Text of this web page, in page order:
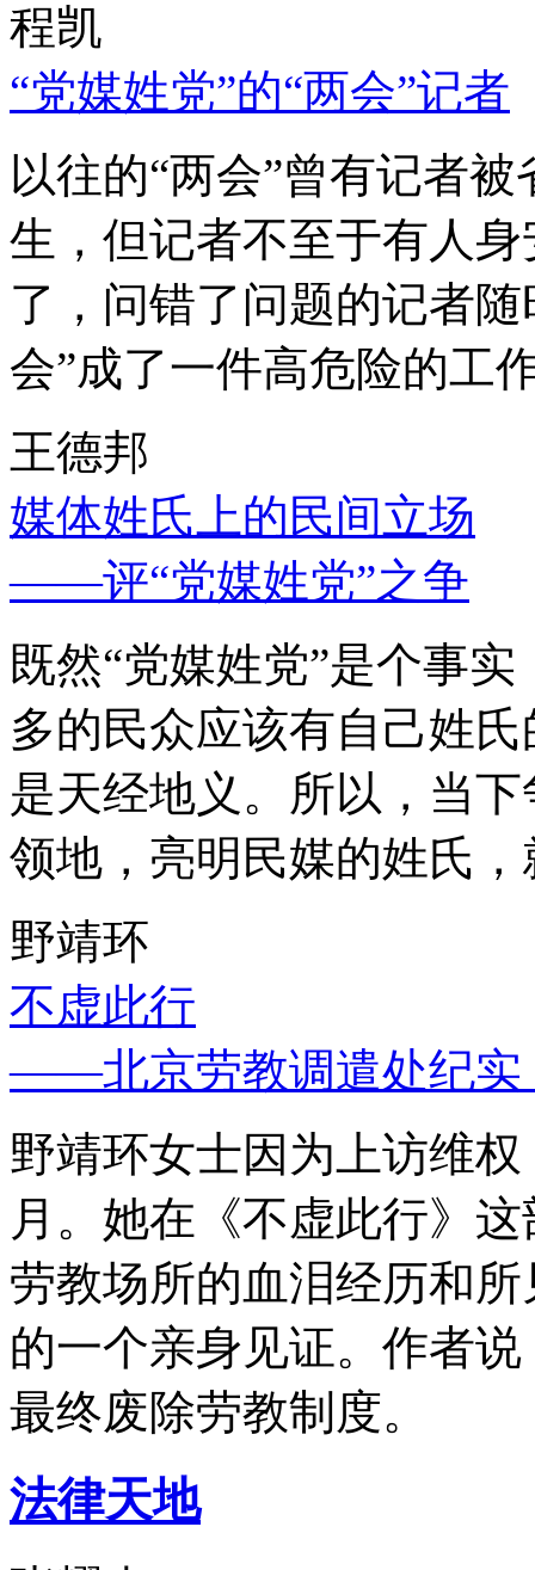
程凯
“党媒姓党”的“两会”记者
以往的“两会”曾有记者
生，但记者不至于有人
了，问错了问题的记者
会”成了一件高危险的工
王德邦
媒体姓氏上的民间立场
——评“党媒姓党”之争
既然“党媒姓党”是个事
多的民众应该有自己姓
是天经地义。所以，当
领地，亮明民媒的姓氏
野靖环
不虚此行
——北京劳教调遣处纪实
野靖环女士因为上访维
月。她在《不虚此行》
劳教场所的血泪经历和
的一个亲身见证。作者
最终废除劳教制度。
法律天地